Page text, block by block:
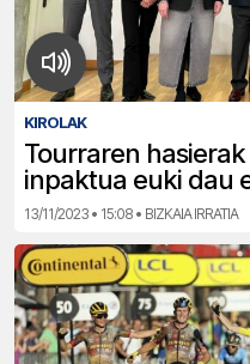
KIROLAK
Tourraren
inpaktua euki dau
13/11/2023 • 15:08 • BIZKAIA IRRATIA